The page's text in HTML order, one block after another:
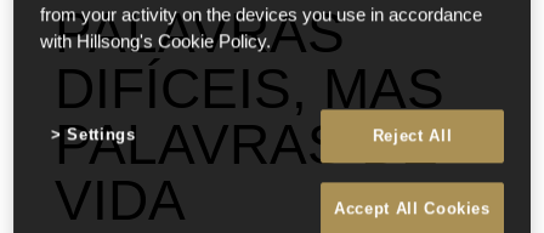
PALAVRAS
DIFÍCEIS, MAS
PALAVRAS DE
VIDA
from your activity on the devices you use in accordance
with Hillsong's Cookie Policy.
Reject All
Accept All Cookies
Settings